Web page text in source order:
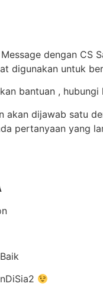
dengan CS
digunakan untuk
bantuan ,
akan dijawab satu
pertanyaan yang